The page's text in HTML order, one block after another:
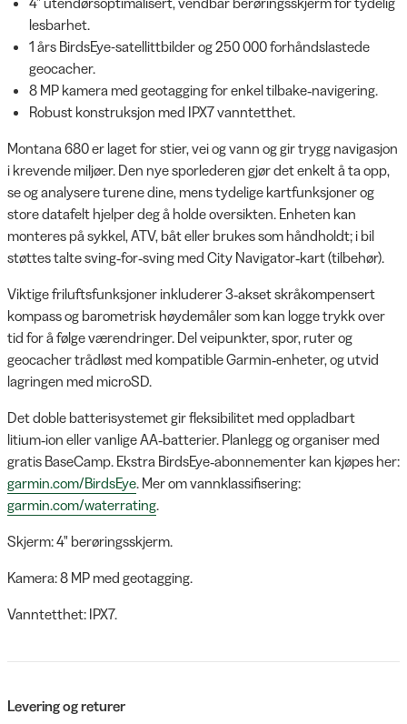
lesbarhet.
1 års BirdsEye-satellittbilder og 250 000 forhåndslastede
geocacher.
8 MP kamera med geotagging for enkel tilbake‑navigering.
Robust konstruksjon med IPX7 vanntetthet.
Montana 680 er laget for stier, vei og vann og gir trygg navigasjon
i krevende miljøer. Den nye sporlederen gjør det enkelt å ta opp,
se og analysere turene dine, mens tydelige kartfunksjoner og
store datafelt hjelper deg å holde oversikten. Enheten kan
monteres på sykkel, ATV, båt eller brukes som håndholdt; i bil
støttes talte sving‑for‑sving med City Navigator‑kart (tilbehør).
Viktige friluftsfunksjoner inkluderer 3‑akset skråkompensert
kompass og barometrisk høydemåler som kan logge trykk over
tid for å følge værendringer. Del veipunkter, spor, ruter og
geocacher trådløst med kompatible Garmin‑enheter, og utvid
lagringen med microSD.
Det doble batterisystemet gir fleksibilitet med oppladbart
litium‑ion eller vanlige AA‑batterier. Planlegg og organiser med
gratis BaseCamp. Ekstra BirdsEye‑abonnementer kan kjøpes her:
garmin.com/BirdsEye. Mer om vannklassifisering:
garmin.com/waterrating.
Skjerm: 4" berøringsskjerm.
Kamera: 8 MP med geotagging.
Vanntetthet: IPX7.
Levering og returer